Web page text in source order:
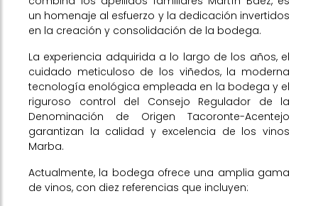
un homenaje al esfuerzo y la dedicación invertidos
en la creación y consolidación de la bodega.
La experiencia adquirida a lo largo de los años, el
cuidado meticuloso de los viñedos, la moderna
tecnología enológica empleada en la bodega y el
riguroso control del Consejo Regulador de la
Denominación de Origen Tacoronte-Acentejo
garantizan la calidad y excelencia de los vinos
Marba.
Actualmente, la bodega ofrece una amplia gama
de vinos, con diez referencias que incluyen: